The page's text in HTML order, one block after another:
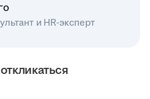
и HR-эксперт